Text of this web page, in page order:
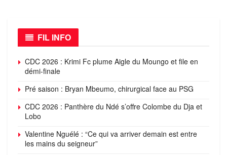
FIL INFO
CDC 2026 : Krimi Fc plume Aigle du Moungo et file en
démi-finale
Pré saison : Bryan Mbeumo, chirurgical face au PSG
CDC 2026 : Panthère du Ndé s’offre Colombe du Dja et
Lobo
Valentine Nguélé : “Ce qui va arriver demain est entre
les mains du seigneur”